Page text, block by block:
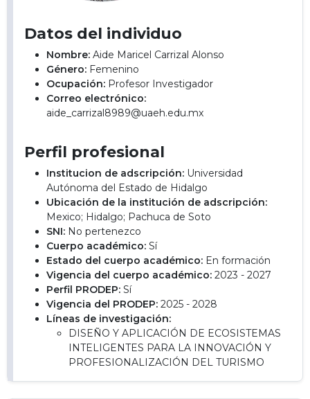
Datos del individuo
Nombre: Aide Maricel Carrizal Alonso
Género: Femenino
Ocupación: Profesor Investigador
Correo electrónico:
aide_carrizal8989@uaeh.edu.mx
Perfil profesional
Institucion de adscripción: Universidad
Autónoma del Estado de Hidalgo
Ubicación de la institución de adscripción:
Mexico; Hidalgo; Pachuca de Soto
SNI: No pertenezco
Cuerpo académico: Sí
Estado del cuerpo académico: En formación
Vigencia del cuerpo académico: 2023 - 2027
Perfil PRODEP: Sí
Vigencia del PRODEP: 2025 - 2028
Líneas de investigación:
DISEÑO Y APLICACIÓN DE ECOSISTEMAS
INTELIGENTES PARA LA INNOVACIÓN Y
PROFESIONALIZACIÓN DEL TURISMO